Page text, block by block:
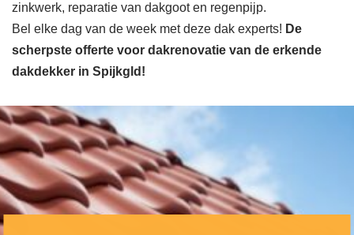
zinkwerk, reparatie van dakgoot en regenpijp.
Bel elke dag van de week met deze dak experts! De
scherpste offerte voor dakrenovatie van de erkende
dakdekker in Spijkgld!